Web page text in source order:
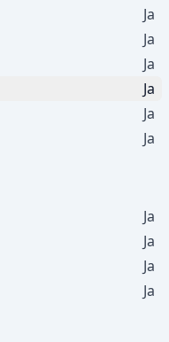
Ja
Ja
Ja
Ja
Ja
Ja
Ja
Ja
Ja
Ja